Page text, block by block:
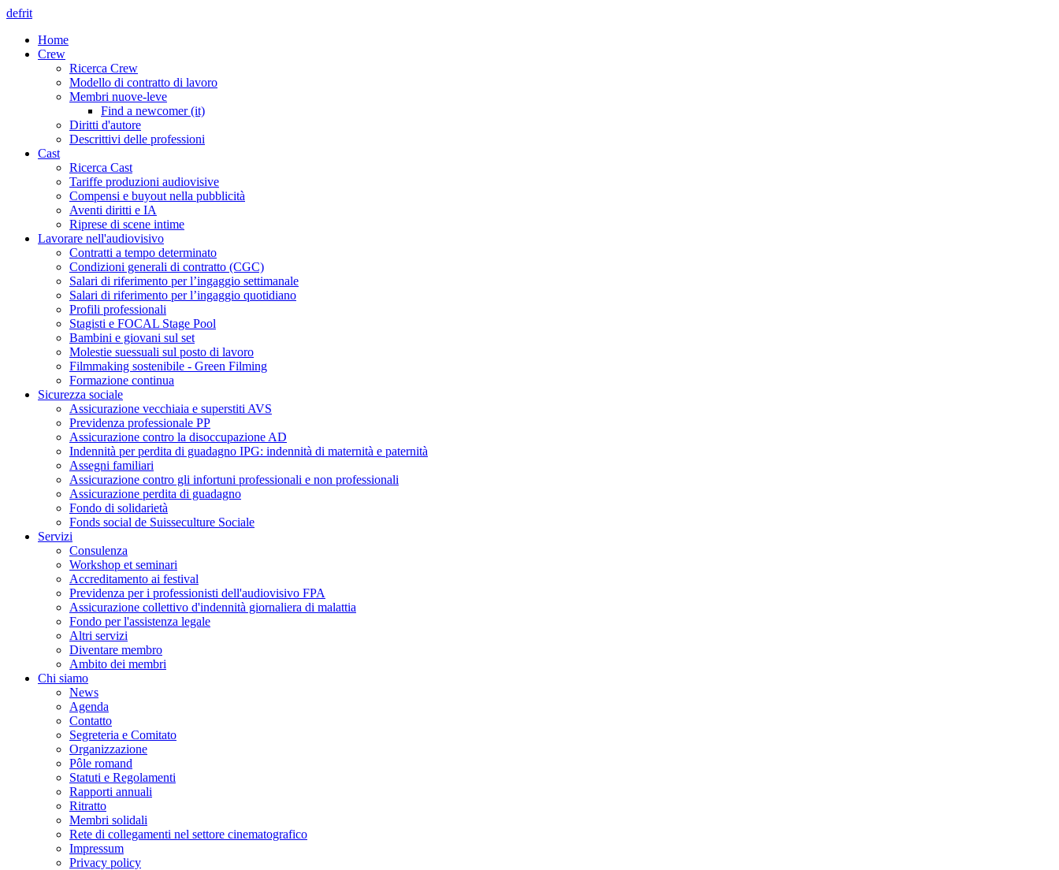
defrit
Home
Crew
Ricerca Crew
Modello di contratto di lavoro
Membri nuove-leve
Find a newcomer (it)
Diritti d'autore
Descrittivi delle professioni
Cast
Ricerca Cast
Tariffe produzioni audiovisive
Compensi e buyout nella pubblicità
Aventi diritti e IA
Riprese di scene intime
Lavorare nell'audiovisivo
Contratti a tempo determinato
Condizioni generali di contratto (CGC)
Salari di riferimento per l’ingaggio settimanale
Salari di riferimento per l’ingaggio quotidiano
Profili professionali
Stagisti e FOCAL Stage Pool
Bambini e giovani sul set
Molestie suessuali sul posto di lavoro
Filmmaking sostenibile - Green Filming
Formazione continua
Sicurezza sociale
Assicurazione vecchiaia e superstiti AVS
Previdenza professionale PP
Assicurazione contro la disoccupazione AD
Indennità per perdita di guadagno IPG: indennità di maternità e paternità
Assegni familiari
Assicurazione contro gli infortuni professionali e non professionali
Assicurazione perdita di guadagno
Fondo di solidarietà
Fonds social de Suisseculture Sociale
Servizi
Consulenza
Workshop et seminari
Accreditamento ai festival
Previdenza per i professionisti dell'audiovisivo FPA
Assicurazione collettivo d'indennità giornaliera di malattia
Fondo per l'assistenza legale
Altri servizi
Diventare membro
Ambito dei membri
Chi siamo
News
Agenda
Contatto
Segreteria e Comitato
Organizzazione
Pôle romand
Statuti e Regolamenti
Rapporti annuali
Ritratto
Membri solidali
Rete di collegamenti nel settore cinematografico
Impressum
Privacy policy